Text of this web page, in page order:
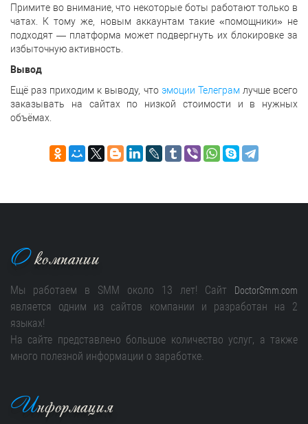
Примите во внимание, что некоторые боты работают только в
чатах. К тому же, новым аккаунтам такие «помощники» не
подходят — платформа может подвергнуть их блокировке за
избыточную активность.
Вывод
Ещё раз приходим к выводу, что эмоции Телеграмлучше всего
заказывать на сайтах по низкой стоимости и в нужных
объёмах.
Окомпании
Мы работаем в SMM около 13 лет! Сайт DoctorSmm.com
является одним из сайтов компании и разработан на 2
языках!
На сайте представлено большое количество услуг, а также
много полезной информации о заработке.
Информация